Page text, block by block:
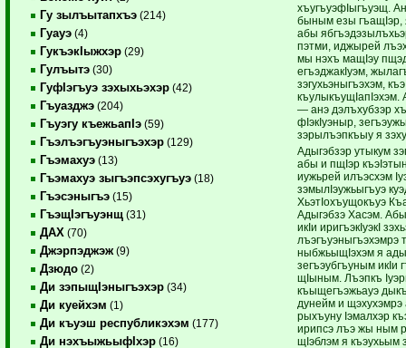
Гу зылъытапхъэ (214)
Гуауэ (4)
ГукъэкIыжхэр (29)
Гулъытэ (30)
ГуфIэгъуэ зэхыхьэхэр (42)
Гъуазджэ (204)
Гъуэгу къежьапIэ (59)
Гъэлъэгъуэныгъэхэр (129)
Гъэмахуэ (13)
Гъэмахуэ зыгъэпсэхугъуэ (18)
Гъэсэныгъэ (15)
ГъэщIэгъуэнщ (31)
ДАХ (70)
Джэрпэджэж (9)
Дзюдо (2)
Ди зэпыщIэныгъэхэр (34)
Ди куейхэм (1)
Ди къуэш республикэхэм (177)
Ди нэхъыжьыфIхэр (16)
хъугъуэфIыгъуэщ.
быным езы гъащIэр,
абы
пэтми, иджырей
мы нэхъ мащIэу
егъэджакIуэм,
зэгухьэныгъэхэм,
— анэ дэлъхубзэр
фIэкIуэныр,
зэрылъэпкъыу я
Адыгэбзэр утыкум
абы и пщIэр
иужьрей илъэсхэм
зэмылIэужьыгъуэ
ХьэтIохъущокъуэ
Адыгэбзэ Хасэм.
икIи иригъэкIуэкI
лъэгъуэныгъэхэмрэ
ныбжьыщIэхэм я
зегъэубгъуным икIи
щIыным. Лъэпкъ
къыщегъэжьауэ
дунейм и щэхухэмрэ
рыхъуну Iэмалхэр
ирипсэ лъэ жы ным
щIэблэм я къэухьым